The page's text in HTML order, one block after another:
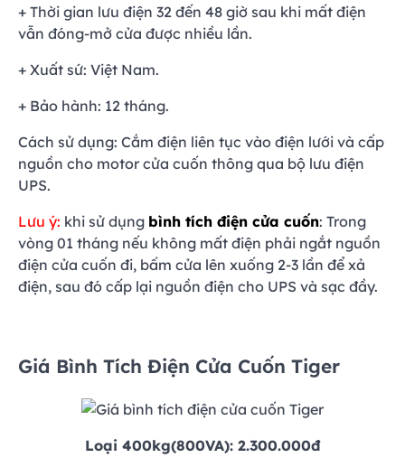
+ Thời gian lưu điện 32 đến 48 giờ sau khi mất điện
vẫn đóng-mở cửa được nhiều lần.
+ Xuất sứ: Việt Nam.
+ Bảo hành: 12 tháng.
Cách sử dụng: Cắm điện liên tục vào điện lưới và cấp
nguồn cho motor cửa cuốn thông qua bộ lưu điện
UPS.
Lưu ý: khi sử dụng bình tích điện cửa cuốn: Trong
vòng 01 tháng nếu không mất điện phải ngắt nguồn
điện cửa cuốn đi, bấm cửa lên xuống 2-3 lần để xả
điện, sau đó cấp lại nguồn điện cho UPS và sạc đầy.
Giá Bình Tích Điện Cửa Cuốn Tiger
Loại 400kg(800VA): 2.300.000đ